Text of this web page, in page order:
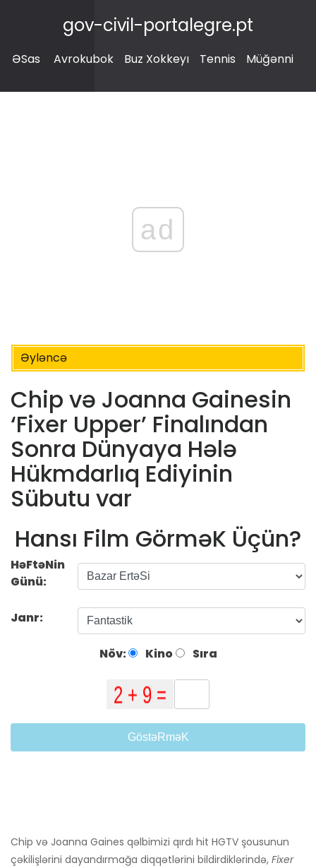
gov-civil-portalegre.pt
ƏSas Avrokubok Buz Xokkeyı Tennis Müğənni
ad
Əyləncə
Chip və Joanna Gainesin
‘Fixer Upper’ Finalından
Sonra Dünyaya Hələ
Hükmdarlıq Ediyinin
Sübutu var
Hansı Film GörməK Üçün?
HəFtəNin
Günü:
Janr:
Növ: Kino Sıra
GöstəRməK
Chip və Joanna Gaines qəlbimizi qırdı hit HGTV şousunun
çəkilişlərini dayandırmağa diqqətlərini bildirdiklərində, Fixer